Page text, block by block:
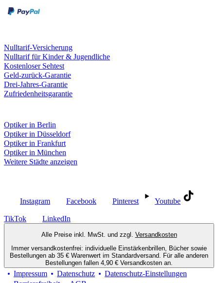
Nulltarif-Versicherung
Nulltarif für Kinder & Jugendliche
Kostenloser Sehtest
Geld-zurück-Garantie
Drei-Jahres-Garantie
Zufriedenheitsgarantie
Optiker in Berlin
Optiker in Düsseldorf
Optiker in Frankfurt
Optiker in München
Weitere Städte anzeigen
Instagram Facebook Pinterest Youtube
TikTok LinkedIn
Alle Preise inkl. MwSt. und zzgl. Versandkosten
Immer versandkostenfrei: individuelle Einstärkenbrillen, Bücher sowie
Bestellungen ab 35 € Warenwert im Standardversand. Für alle anderen
Bestellungen fallen 4,90 € Versandkosten an.
Impressum Datenschutz
Datenschutz-Einstellungen